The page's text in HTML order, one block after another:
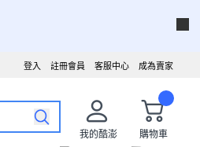
成為賣家
客服中心
註冊會員
登入
我的酷澎
購物車